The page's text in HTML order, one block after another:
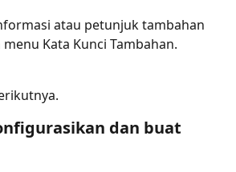
atau petunjuk tambahan
Kata Kunci Tambahan.
dan buat